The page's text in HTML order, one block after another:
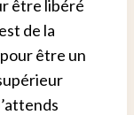
être libéré
de la
être un